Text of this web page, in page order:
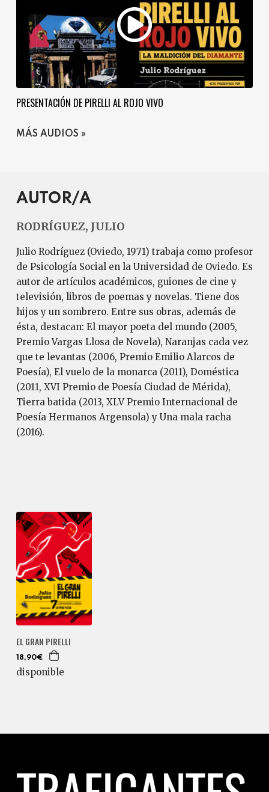
PRESENTACIÓN DE PIRELLI AL ROJO VIVO
MÁS AUDIOS
AUTOR/A
RODRÍGUEZ, JULIO
Julio Rodríguez (Oviedo, 1971) trabaja como profesor
de Psicología Social en la Universidad de Oviedo. Es
autor de artículos académicos, guiones de cine y
televisión, libros de poemas y novelas. Tiene dos
hijos y un sombrero. Entre sus obras, además de
ésta, destacan: El mayor poeta del mundo (2005,
Premio Vargas Llosa de Novela), Naranjas cada vez
que te levantas (2006, Premio Emilio Alarcos de
Poesía), El vuelo de la monarca (2011), Doméstica
(2011, XVI Premio de Poesía Ciudad de Mérida),
Tierra batida (2013, XLV Premio Internacional de
Poesía Hermanos Argensola) y Una mala racha
(2016).
EL GRAN PIRELLI
18,90€
disponible